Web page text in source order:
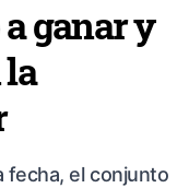
ganar y
fecha, el conjunto